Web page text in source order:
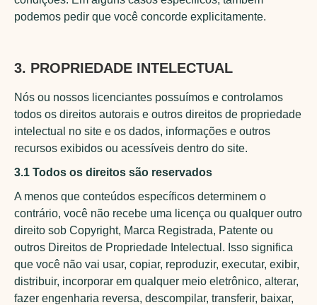
podemos pedir que você concorde explicitamente.
3. PROPRIEDADE INTELECTUAL
Nós ou nossos licenciantes possuímos e controlamos
todos os direitos autorais e outros direitos de propriedade
intelectual no site e os dados, informações e outros
recursos exibidos ou acessíveis dentro do site.
3.1 Todos os direitos são reservados
A menos que conteúdos específicos determinem o
contrário, você não recebe uma licença ou qualquer outro
direito sob Copyright, Marca Registrada, Patente ou
outros Direitos de Propriedade Intelectual. Isso significa
que você não vai usar, copiar, reproduzir, executar, exibir,
distribuir, incorporar em qualquer meio eletrônico, alterar,
fazer engenharia reversa, descompilar, transferir, baixar,